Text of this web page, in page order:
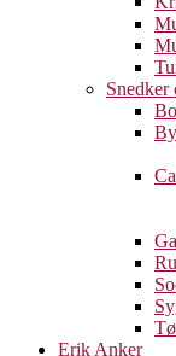
Snedker
Erik Anker